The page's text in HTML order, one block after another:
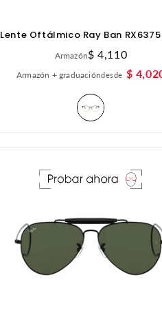
Lente Oftálmico Ray Ban
ArmazónPrecio
habitual
$ 4,110
Armazón + graduacióndesde $